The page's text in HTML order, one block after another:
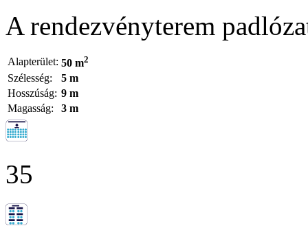
A rendezvényterem
Alapterület: 50 m2
Szélesség:
5 m
Hosszúság: 9 m
Magasság:
3 m
35